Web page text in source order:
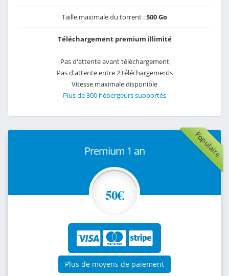
Taille maximale du torrent :500 Go
Téléchargement premium illimité
Pas d'attente avant téléchargement
Pas d'attente entre 2 téléchargements
Vitesse maximale disponible
Plus de 300 hébergeurs supportés
Populaire
Premium 1 an
50€
Plus de moyens de paiement